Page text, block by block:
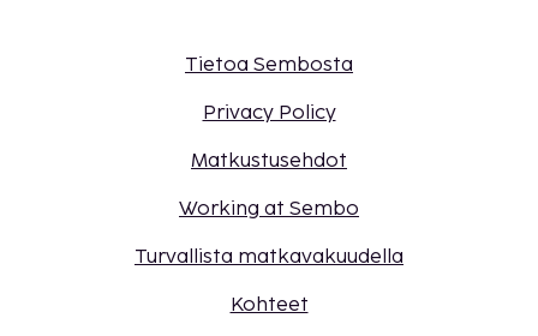
Tietoa Sembosta
Privacy Policy
Matkustusehdot
Working at Sembo
Turvallista matkavakuudella
Kohteet